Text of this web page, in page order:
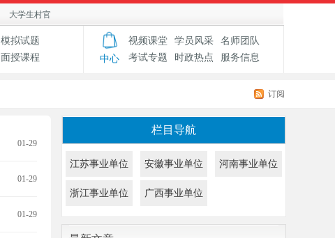
考试题库 辅导资料 历年真题 模拟试题
大学生村官
模拟试题
面授课程 中心
视频课堂 学员风采
名师团队
考试专题
时政热点 服务信息
订阅
01-29
01-29
01-29
栏目导航
江苏事业单位 安徽事业单位 河南事业单位
浙江事业单位 广西事业单位